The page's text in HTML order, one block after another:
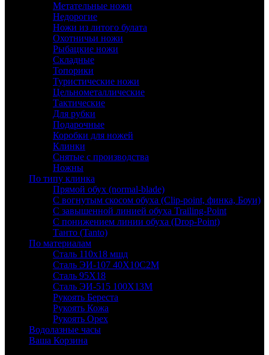
Метательные ножи
Недорогие
Ножи из литого булата
Охотничьи ножи
Рыбацкие ножи
Складные
Топорики
Туристические ножи
Цельнометаллические
Тактические
Для рубки
Подарочные
Коробки для ножей
Клинки
Снятые с производства
Ножны
По типу клинка
Прямой обух (normal-blade)
С вогнутым скосом обуха (Clip-point, финка, Боуи)
С завышенной линией обуха Trailing-Point
С понижением линии обуха (Drop-Point)
Танто (Tanto)
По материалам
Сталь 110х18 мшд
Сталь ЭИ-107 40Х10С2М
Сталь 95Х18
Сталь ЭИ-515 100Х13М
Рукоять Береста
Рукоять Кожа
Рукоять Орех
Водолазные часы
Ваша Корзина